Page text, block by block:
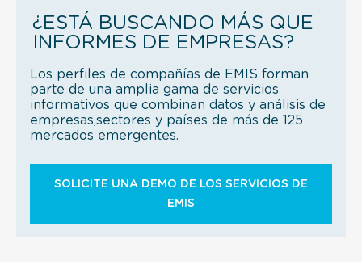
¿ESTÁ BUSCANDO MÁS QUE
INFORMES DE EMPRESAS?
Los perfiles de compañías de EMIS forman
parte de una amplia gama de servicios
informativos que combinan datos y análisis de
empresas,sectores y países de más de 125
mercados emergentes.
SOLICITE UNA DEMO DE LOS SERVICIOS DE
EMIS